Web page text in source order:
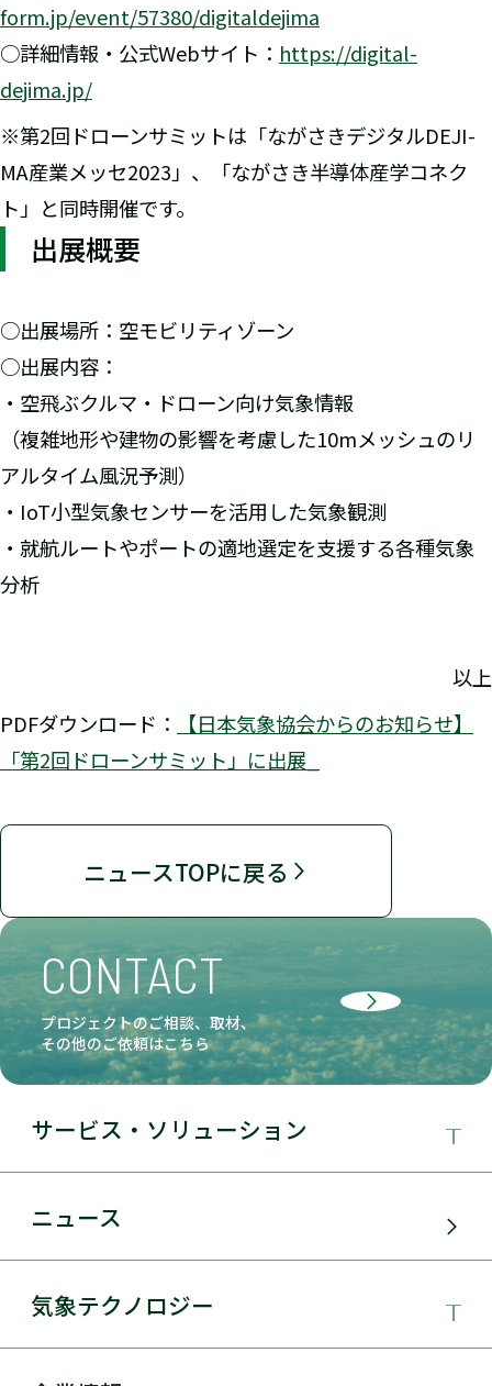
form.jp/event/57380/digitaldejima
○詳細情報・公式Webサイト： https://digital-
dejima.jp/
※第2回ドローンサミットは「ながさきデジタルDEJI-
MA産業メッセ2023」、「ながさき半導体産学コネク
ト」と同時開催です。
出展概要
○出展場所：空モビリティゾーン
○出展内容：
・空飛ぶクルマ・ドローン向け気象情報
（複雑地形や建物の影響を考慮した10mメッシュのリ
アルタイム風況予測）
・IoT小型気象センサーを活用した気象観測
・就航ルートやポートの適地選定を支援する各種気象
分析
以上
PDFダウンロード：
【日本気象協会からのお知らせ】
「第2回ドローンサミット」に出展_
ニュースTOPに戻る
CONTACT
プロジェクトのご相談、取材、
その他のご依頼はこちら
サービス・ソリューション
サービス・ソリューション
ニュース
気象テクノロジー
気象テクノロジー